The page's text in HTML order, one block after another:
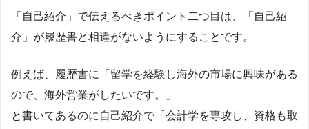
「自己紹介」で伝えるべきポイント二つ目は、「自己紹
介」が履歴書と相違がないようにすることです。
例えば、履歴書に「留学を経験し海外の市場に興味がある
ので、海外営業がしたいです。」
と書いてあるのに自己紹介で「会計学を専攻し、資格も取